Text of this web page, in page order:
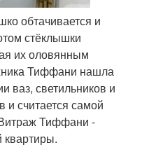
обтачивается и
стёклышки
их оловянным
Тиффани нашла
ваз, светильников и
и считается самой
Тиффани -